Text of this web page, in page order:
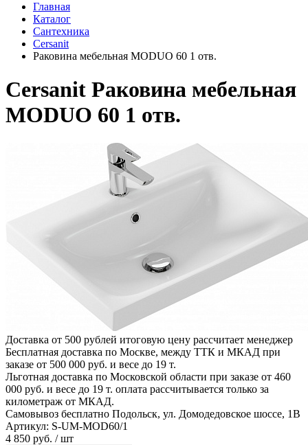
Главная
Каталог
Сантехника
Cersanit
Раковина мебельная MODUO 60 1 отв.
Cersanit Раковина мебельная
MODUO 60 1 отв.
Доставка от 500 рублей итоговую цену рассчитает менеджер
Бесплатная доставка по Москве, между ТТК и МКАД при
заказе от 500 000 руб. и весе до 19 т.
Льготная доставка по Московской области при заказе от 460
000 руб. и весе до 19 т. оплата рассчитывается только за
километраж от МКАД.
Самовывоз бесплатно Подольск, ул. Домодедовское шоссе, 1В
Артикул: S-UM-MOD60/1
4 850 руб. / шт